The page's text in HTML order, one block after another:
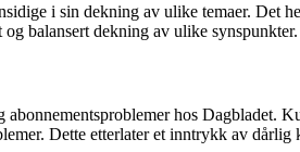
i sin dekning av ulike temaer. Det
balansert dekning av ulike synspunkter.
hos Dagbladet.
Dette etterlater et inntrykk av